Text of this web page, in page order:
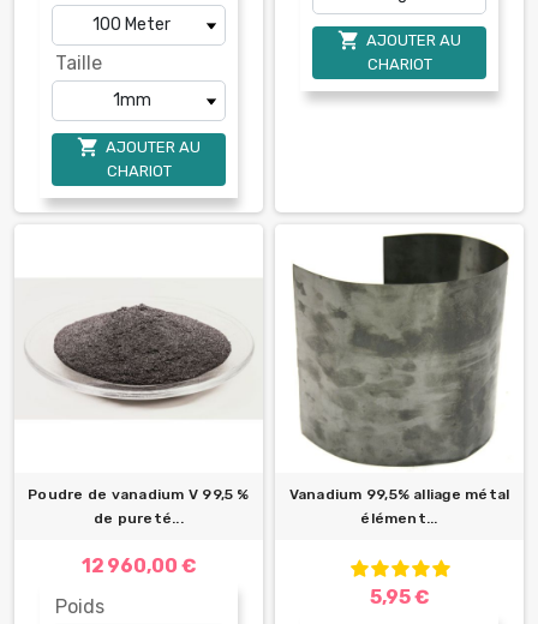
Taille
 AJOUTER AU
CHARIOT
 AJOUTER AU
CHARIOT
Poudre de vanadium V 99,5 %
de pureté...
12 960,00 €
Poids
Vanadium 99,5% alliage métal
élément...
5,95 €